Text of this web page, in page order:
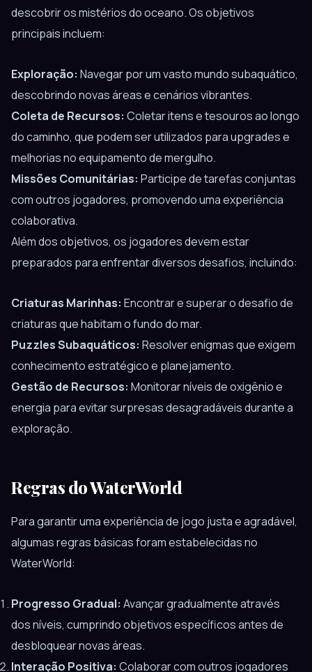
descobrir os mistérios do oceano. Os objetivos
principais incluem:
Exploração: Navegar por um vasto mundo subaquático,
descobrindo novas áreas e cenários vibrantes.
Coleta de Recursos: Coletar itens e tesouros ao longo
do caminho, que podem ser utilizados para upgrades e
melhorias no equipamento de mergulho.
Missões Comunitárias: Participe de tarefas conjuntas
com outros jogadores, promovendo uma experiência
colaborativa.
Além dos objetivos, os jogadores devem estar
preparados para enfrentar diversos desafios, incluindo:
Criaturas Marinhas: Encontrar e superar o desafio de
criaturas que habitam o fundo do mar.
Puzzles Subaquáticos: Resolver enigmas que exigem
conhecimento estratégico e planejamento.
Gestão de Recursos: Monitorar níveis de oxigênio e
energia para evitar surpresas desagradáveis durante a
exploração.
Regras do WaterWorld
Para garantir uma experiência de jogo justa e agradável,
algumas regras básicas foram estabelecidas no
WaterWorld:
Progresso Gradual: Avançar gradualmente através
dos níveis, cumprindo objetivos específicos antes de
desbloquear novas áreas.
Interação Positiva: Colaborar com outros jogadores